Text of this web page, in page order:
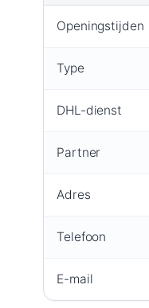
Openingstijden
Type
DHL-dienst
Partner
Adres
Telefoon
E-mail